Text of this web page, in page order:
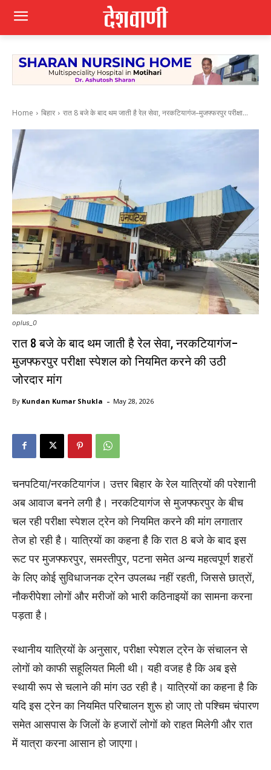
Home बिहार रात 8 बजे के बाद थम जाती है रेल सेवा, नरकटियागंज–मुजफ्फरपुर परीक्षा...
oplus_0
रात 8 बजे के बाद थम जाती है रेल सेवा, नरकटियागंज–
मुजफ्फरपुर परीक्षा स्पेशल को नियमित करने की उठी
जोरदार मांग
By Kundan Kumar Shukla - May 28, 2026
चनपटिया/नरकटियागंज। उत्तर बिहार के रेल यात्रियों की परेशानी
अब आवाज बनने लगी है। नरकटियागंज से मुजफ्फरपुर के बीच
चल रही परीक्षा स्पेशल ट्रेन को नियमित करने की मांग लगातार
तेज हो रही है। यात्रियों का कहना है कि रात 8 बजे के बाद इस
रूट पर मुजफ्फरपुर, समस्तीपुर, पटना समेत अन्य महत्वपूर्ण शहरों
के लिए कोई सुविधाजनक ट्रेन उपलब्ध नहीं रहती, जिससे छात्रों,
नौकरीपेशा लोगों और मरीजों को भारी कठिनाइयों का सामना करना
पड़ता है।
स्थानीय यात्रियों के अनुसार, परीक्षा स्पेशल ट्रेन के संचालन से
लोगों को काफी सहूलियत मिली थी। यही वजह है कि अब इसे
स्थायी रूप से चलाने की मांग उठ रही है। यात्रियों का कहना है कि
यदि इस ट्रेन का नियमित परिचालन शुरू हो जाए तो पश्चिम चंपारण
समेत आसपास के जिलों के हजारों लोगों को राहत मिलेगी और रात
में यात्रा करना आसान हो जाएगा।